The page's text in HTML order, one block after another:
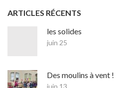
ARTICLES RÉCENTS
les solides
juin 25
Des moulins à vent !